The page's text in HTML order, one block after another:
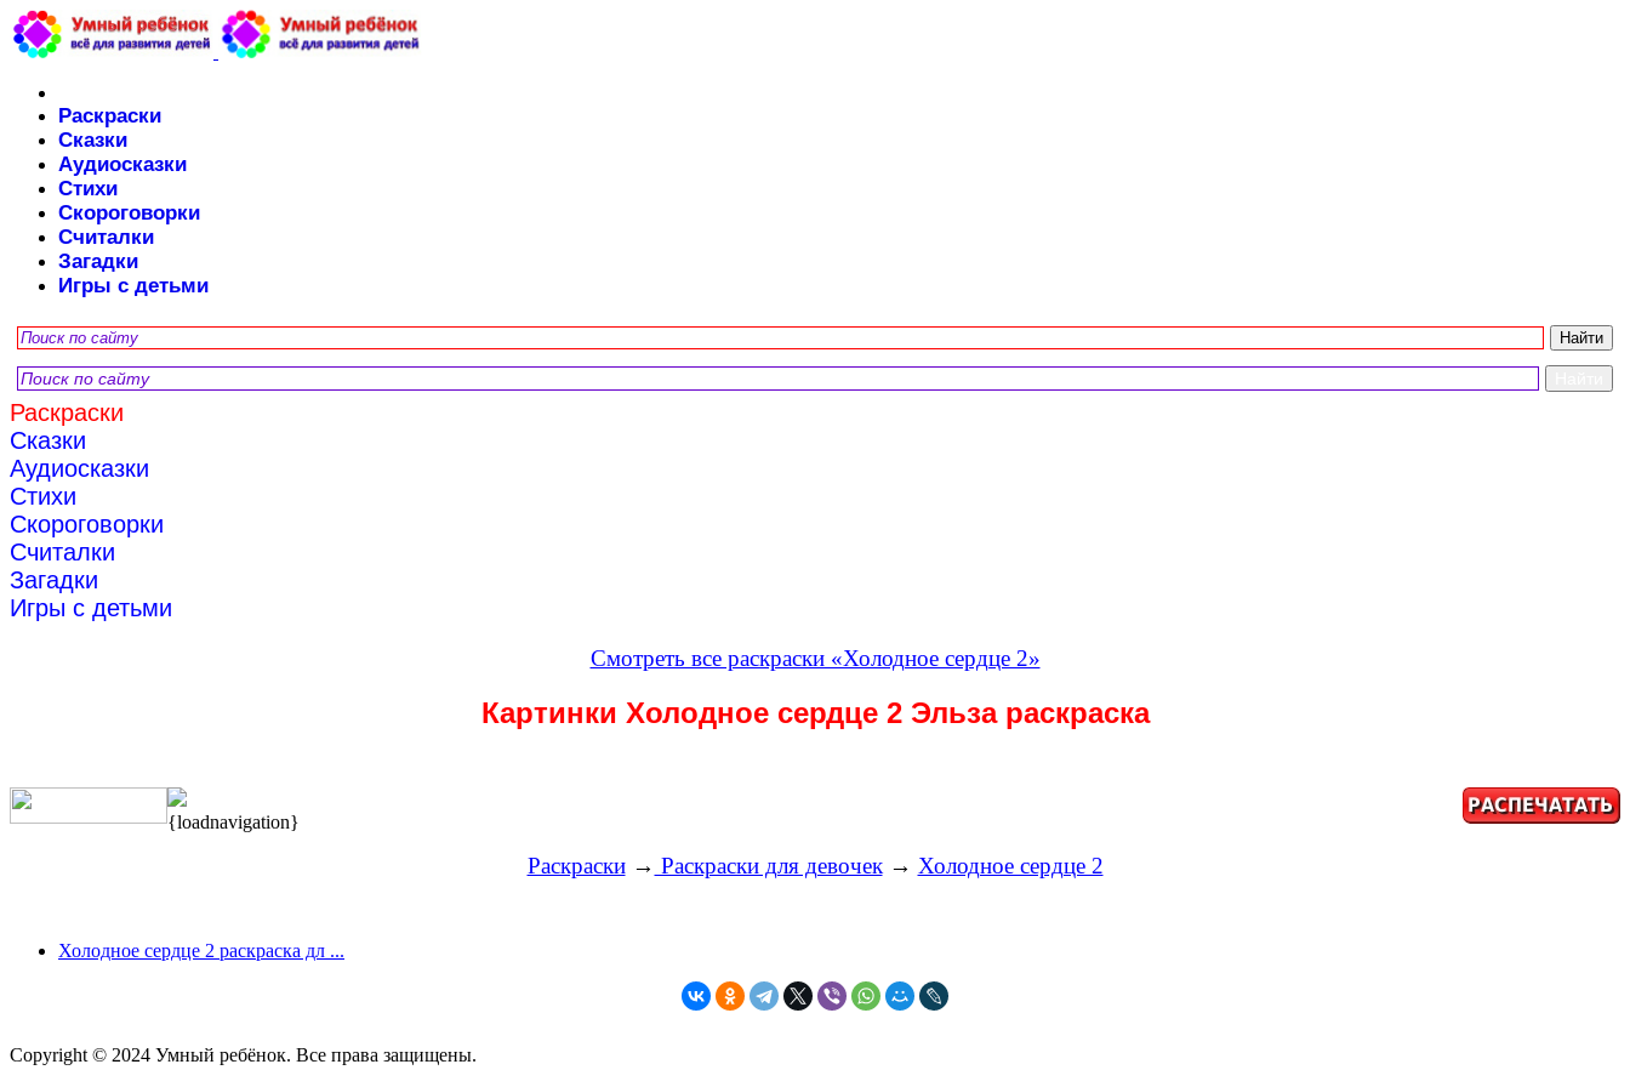
Раскраски
Сказки
Аудиосказки
Стихи
Скороговорки
Считалки
Загадки
Игры с детьми
Раскраски
Сказки
Аудиосказки
Стихи
Скороговорки
Считалки
Загадки
Игры с детьми
Смотреть все раскраски «Холодное сердце 2»
Картинки Холодное сердце 2 Эльза раскраска
{loadnavigation}
Раскраски→ Раскраски для девочек→ Холодное сердце 2
Холодное сердце 2 раскраска дл ...
Copyright © 2024 Умный ребёнок. Все права защищены.